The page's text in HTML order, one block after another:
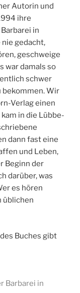
Autorin und
ihre
in
gedacht,
geschweige
war damals so
schwer
bekommen. Wir
Verlag einen
in die Lübbe-
dann fast eine
und Leben,
Beginn der
darüber, was
es hören
üblichen
Buches gibt
Barbarei in